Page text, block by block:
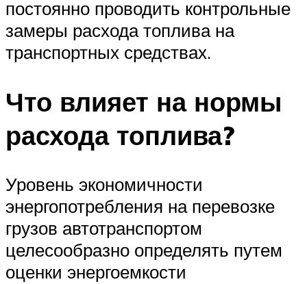
постоянно проводить контрольные
замеры расхода топлива на
транспортных средствах.
Что влияет на нормы
расхода топлива?
Уровень экономичности
энергопотребления на перевозке
грузов автотранспортом
целесообразно определять путем
оценки энергоемкости